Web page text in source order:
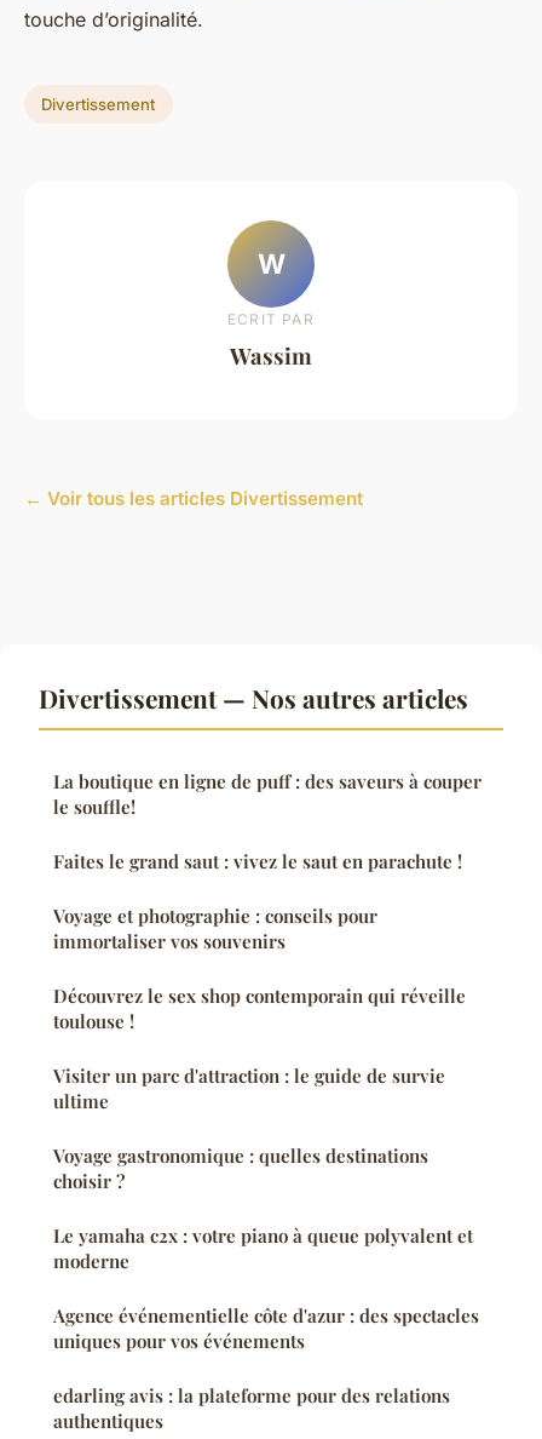
touche d’originalité.
Divertissement
W
ECRIT PAR
Wassim
← Voir tous les articles Divertissement
Divertissement — Nos autres articles
La boutique en ligne de puff : des saveurs à couper
le souffle!
Faites le grand saut : vivez le saut en parachute !
Voyage et photographie : conseils pour
immortaliser vos souvenirs
Découvrez le sex shop contemporain qui réveille
toulouse !
Visiter un parc d'attraction : le guide de survie
ultime
Voyage gastronomique : quelles destinations
choisir ?
Le yamaha c2x : votre piano à queue polyvalent et
moderne
Agence événementielle côte d'azur : des spectacles
uniques pour vos événements
edarling avis : la plateforme pour des relations
authentiques